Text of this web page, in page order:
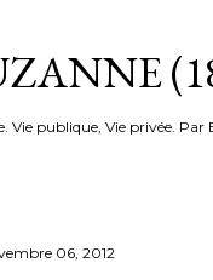
Vie publique, Vie privée.
06, 2012